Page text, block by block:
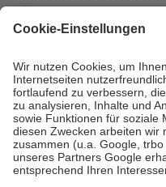
mit.
Grundsätzlich leisten
höchstens zehn Euro.
Es sind
Kosten der Leistung zu
Diese Regeln gelten
Bei Heilmitteln und
Zuzahlung zehn Prozent der
Verordnung.
Um das Engagement der
stärken und die besondere